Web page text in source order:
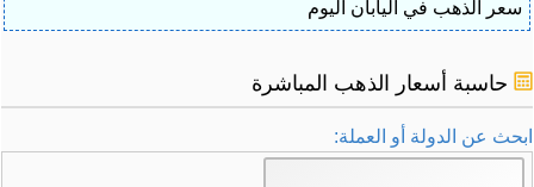
سعر الذهب في اليابان اليوم
حاسبة أسعار الذهب المباشرة
ابحث عن الدولة أو العملة: